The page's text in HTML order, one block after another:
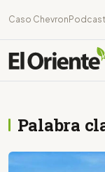
Caso Chevron
Palabra